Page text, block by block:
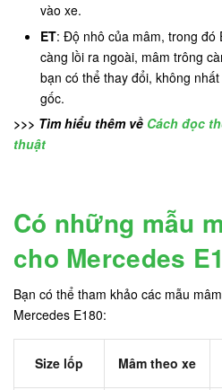
vào xe.
ET: Độ nhô của mâm, trong đó
càng lồi ra ngoài, mâm trông
bạn có thể thay đổi, không
gốc.
>>> Tìm hiểu thêm về Cách đọc
thuật
Có những mẫu
cho Mercedes
Bạn có thể tham khảo các mẫu
Mercedes E180:
Size lốp Mâm theo xe